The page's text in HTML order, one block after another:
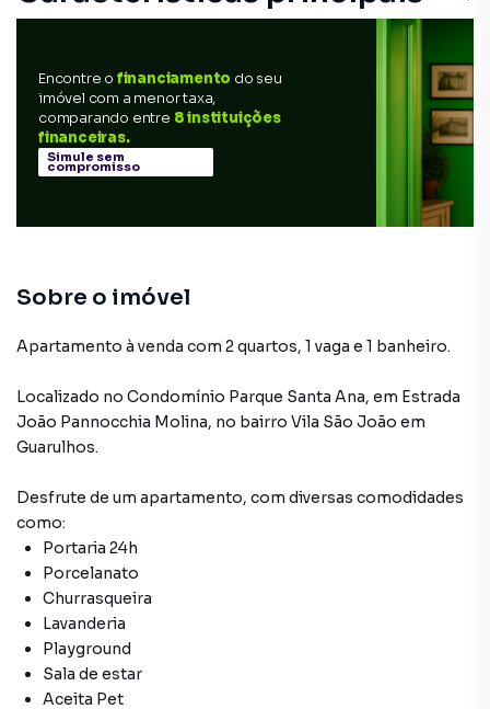
Sala de estar
Armário Cozinha
Encontre o financiamento do seu
imóvel com a menor taxa,
comparando entre 8 instituições
financeiras.
Simule sem
compromisso
Sobre o imóvel
Apartamento à venda com 2 quartos, 1 vaga e 1 banheiro.
Localizado no Condomínio Parque Santa Ana, em Estrada
João Pannocchia Molina, no bairro Vila São João em
Guarulhos.
Desfrute de um apartamento, com diversas comodidades
como:
Portaria 24h
Porcelanato
Churrasqueira
Lavanderia
Playground
Sala de estar
Aceita Pet